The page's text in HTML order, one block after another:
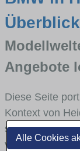
Alle Cookies
Überblick
Angebote
Diese Seite
Kontext von
skizzieren, in
vertreten ist,